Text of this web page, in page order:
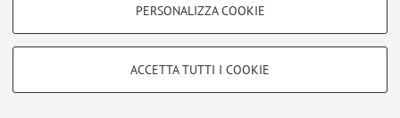
COOKIE TECNICI - NECESSARI
Si tratta di cookie tecnici utilizzati, a titolo esemplificativo, per il corretto
PERSONALIZZA COOKIE
ACCETTA TUTTI I COOKIE
© 2026 - ALMA MATER STUDIORUM - Università di Bologna - Via
|Note legali|Impostazioni Cookie